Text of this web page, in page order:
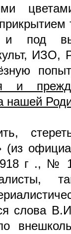
и под
и
нашей
г ., №
слова